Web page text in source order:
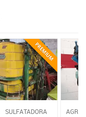
SULFATADORA